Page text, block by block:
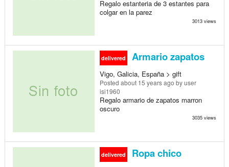
Regalo estanteria de 3 estantes para
colgar en la parez
3013 views
delivered Armario zapatos
Vigo, Galicia, España > gift
Posted about 15 years ago by user
isi1960
Regalo armario de zapatos marron
oscuro
3035 views
delivered Ropa chico